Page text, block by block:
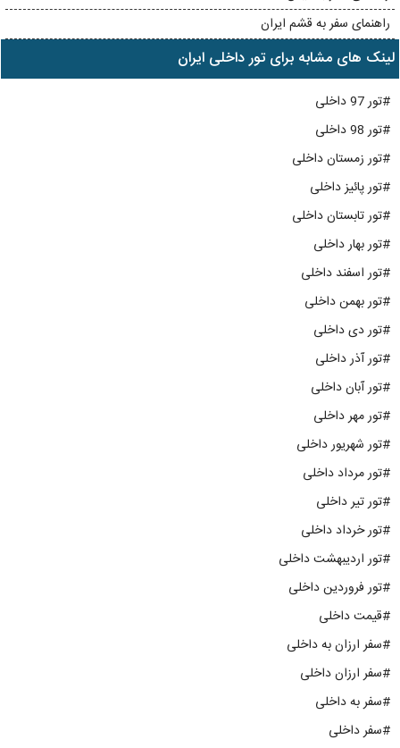
راهنمای سفر به قشم ایران
لینک های مشابه برای تور داخلی ایران
#تور 97 داخلی
#تور 98 داخلی
#تور زمستان داخلی
#تور پائیز داخلی
#تور تابستان داخلی
#تور بهار داخلی
#تور اسفند داخلی
#تور بهمن داخلی
#تور دی داخلی
#تور آذر داخلی
#تور آبان داخلی
#تور مهر داخلی
#تور شهریور داخلی
#تور مرداد داخلی
#تور تیر داخلی
#تور خرداد داخلی
#تور اردیبهشت داخلی
#تور فروردین داخلی
#قیمت داخلی
#سفر ارزان به داخلی
#سفر ارزان داخلی
#سفر به داخلی
#سفر داخلی